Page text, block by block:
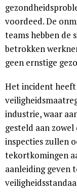
voordeed. De
teams hebben de
betrokken
geen ernstige
Het incident heeft
industrie, waar
gesteld aan zowel
inspecties zullen
tekortkomingen
aanleiding geven